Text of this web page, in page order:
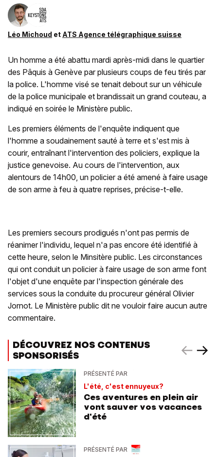
Léo Michoud et ATS Agence télégraphique suisse
Un homme a été abattu mardi après-midi dans le quartier
des Pâquis à Genève par plusieurs coups de feu tirés par
la police. L'homme visé se tenait debout sur un véhicule
de la police municipale et brandissait un grand couteau, a
indiqué en soirée le Ministère public.
Les premiers éléments de l'enquête indiquent que
l'homme a soudainement sauté à terre et s'est mis à
courir, entraînant l'intervention des policiers, explique la
justice genevoise. Au cours de l'intervention, aux
alentours de 14h00, un policier a été amené à faire usage
de son arme à feu à quatre reprises, précise-t-elle.
Les premiers secours prodigués n'ont pas permis de
réanimer l'individu, lequel n'a pas encore été identifié à
cette heure, selon le Minsitère public. Les circonstances
qui ont conduit un policier à faire usage de son arme font
l'objet d'une enquête par l'inspection générale des
services sous la conduite du procureur général Olivier
Jornot. Le Ministère public dit ne vouloir faire aucun autre
commentaire.
DÉCOUVREZ NOS CONTENUS
SPONSORISÉS
PRÉSENTÉ PAR
L'été, c'est ennuyeux?
Ces aventures en plein air
vont sauver vos vacances
d'été
PRÉSENTÉ PAR